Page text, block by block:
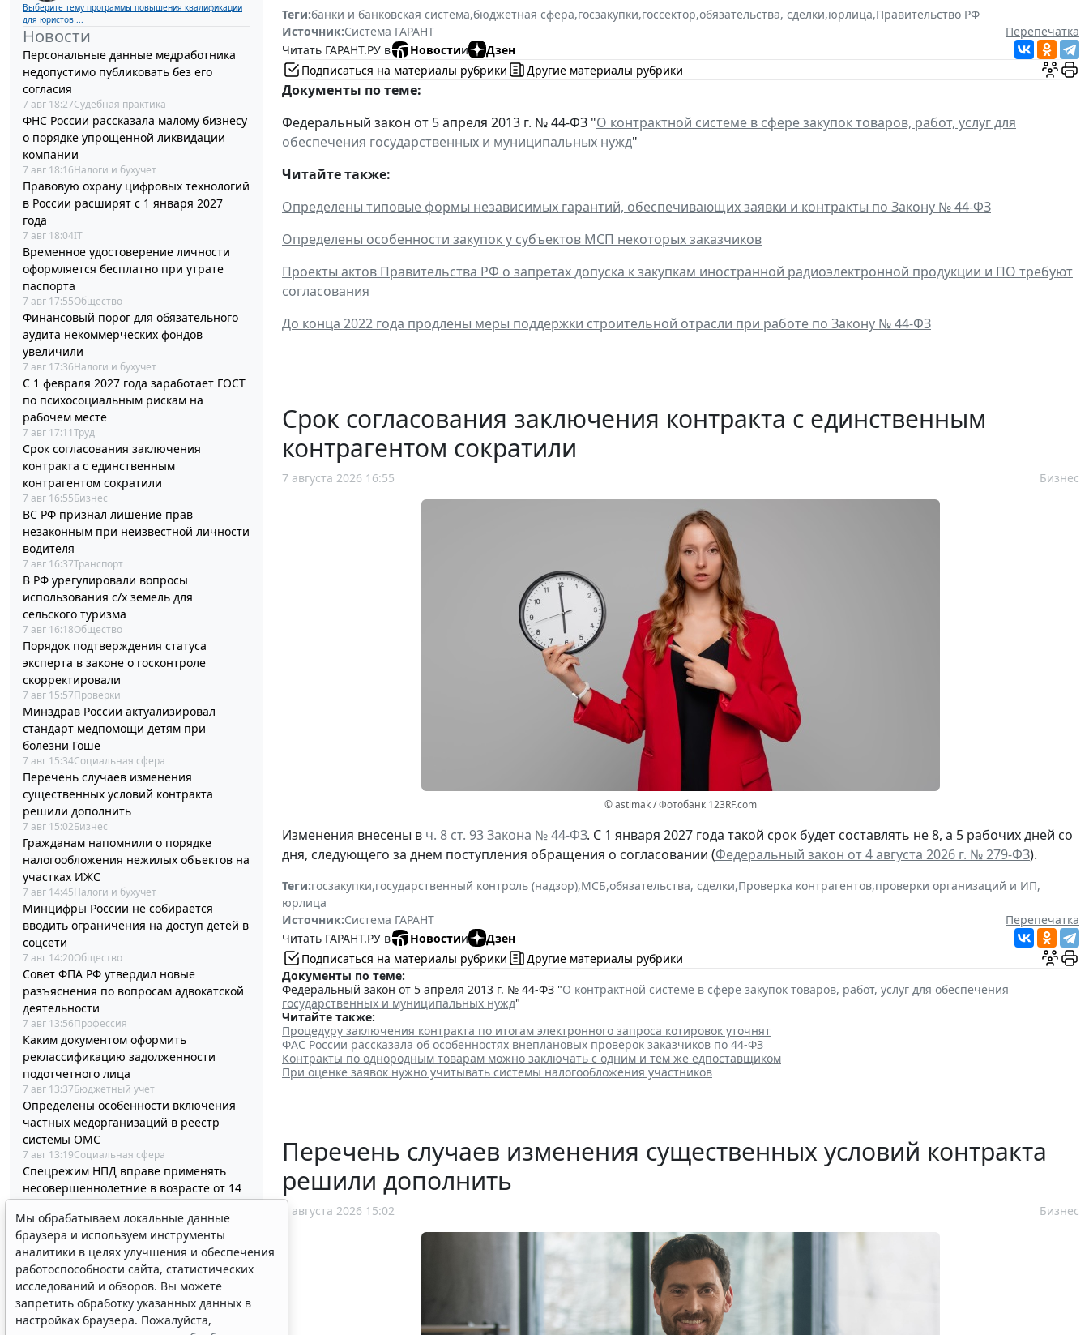
Выберите тему программы повышения квалификации
для юристов ...
Новости
Персональные данные медработника
недопустимо публиковать без его
согласия
7 авг 18:27Судебная практика
ФНС России рассказала малому бизнесу
о порядке упрощенной ликвидации
компании
7 авг 18:16Налоги и бухучет
Правовую охрану цифровых технологий
в России расширят с 1 января 2027
года
7 авг 18:04IT
Временное удостоверение личности
оформляется бесплатно при утрате
паспорта
7 авг 17:55Общество
Финансовый порог для обязательного
аудита некоммерческих фондов
увеличили
7 авг 17:36Налоги и бухучет
С 1 февраля 2027 года заработает ГОСТ
по психосоциальным рискам на
рабочем месте
7 авг 17:11Труд
Срок согласования заключения
контракта с единственным
контрагентом сократили
7 авг 16:55Бизнес
ВС РФ признал лишение прав
незаконным при неизвестной личности
водителя
7 авг 16:37Транспорт
В РФ урегулировали вопросы
использования с/х земель для
сельского туризма
7 авг 16:18Общество
Порядок подтверждения статуса
эксперта в законе о госконтроле
скорректировали
7 авг 15:57Проверки
Минздрав России актуализировал
стандарт медпомощи детям при
болезни Гоше
7 авг 15:34Социальная сфера
Перечень случаев изменения
существенных условий контракта
решили дополнить
7 авг 15:02Бизнес
Гражданам напомнили о порядке
налогообложения нежилых объектов на
участках ИЖС
7 авг 14:45Налоги и бухучет
Минцифры России не собирается
вводить ограничения на доступ детей в
соцсети
7 авг 14:20Общество
Совет ФПА РФ утвердил новые
разъяснения по вопросам адвокатской
деятельности
7 авг 13:56Профессия
Каким документом оформить
реклассификацию задолженности
подотчетного лица
7 авг 13:37Бюджетный учет
Определены особенности включения
частных медорганизаций в реестр
системы ОМС
7 авг 13:19Социальная сфера
Спецрежим НПД вправе применять
несовершеннолетние в возрасте от 14
до 18 лет
7 авг 12:58Налоги и бухучет
При госрегистрации судна определят
соответствие идентифицирующим
признакам
7 авг 12:34Транспорт
В Госдуме предложили заменить ЕГЭ
аттестацией в форме государственного
Теги:банки и банковская система,бюджетная сфера,госзакупки,госсектор,обязательства, сделки,юрлица,Правительство РФ
Источник:Система ГАРАНТ
Перепечатка
Читать ГАРАНТ.РУ в
Новостии
Дзен
Подписаться на материалы рубрики
Другие материалы рубрики
Документы по теме:
Федеральный закон от 5 апреля 2013 г. № 44-ФЗ "О контрактной системе в сфере закупок товаров, работ, услуг для
обеспечения государственных и муниципальных нужд"
Читайте также:
Определены типовые формы независимых гарантий, обеспечивающих заявки и контракты по Закону № 44-ФЗ
Определены особенности закупок у субъектов МСП некоторых заказчиков
Проекты актов Правительства РФ о запретах допуска к закупкам иностранной радиоэлектронной продукции и ПО требуют
согласования
До конца 2022 года продлены меры поддержки строительной отрасли при работе по Закону № 44-ФЗ
Срок согласования заключения контракта с единственным
контрагентом сократили
7 августа 2026 16:55 Бизнес
© astimak / Фотобанк 123RF.com
Изменения внесены в ч. 8 ст. 93 Закона № 44-ФЗ. С 1 января 2027 года такой срок будет составлять не 8, а 5 рабочих дней со
дня, следующего за днем поступления обращения о согласовании (Федеральный закон от 4 августа 2026 г. № 279-ФЗ).
Теги:госзакупки,государственный контроль (надзор),МСБ,обязательства, сделки,Проверка контрагентов,проверки организаций и ИП,
юрлица
Источник:Система ГАРАНТ
Перепечатка
Читать ГАРАНТ.РУ в
Новостии
Дзен
Подписаться на материалы рубрики
Другие материалы рубрики
Документы по теме:
Федеральный закон от 5 апреля 2013 г. № 44-ФЗ "О контрактной системе в сфере закупок товаров, работ, услуг для обеспечения
государственных и муниципальных нужд"
Читайте также:
Процедуру заключения контракта по итогам электронного запроса котировок уточнят
ФАС России рассказала об особенностях внеплановых проверок заказчиков по 44-ФЗ
Контракты по однородным товарам можно заключать с одним и тем же едпоставщиком
При оценке заявок нужно учитывать системы налогообложения участников
Перечень случаев изменения существенных условий контракта
решили дополнить
7 августа 2026 15:02 Бизнес
Мы обрабатываем локальные данные
браузера и используем инструменты
аналитики в целях улучшения и обеспечения
работоспособности сайта, статистических
исследований и обзоров. Вы можете
запретить обработку указанных данных в
настройках браузера. Пожалуйста,